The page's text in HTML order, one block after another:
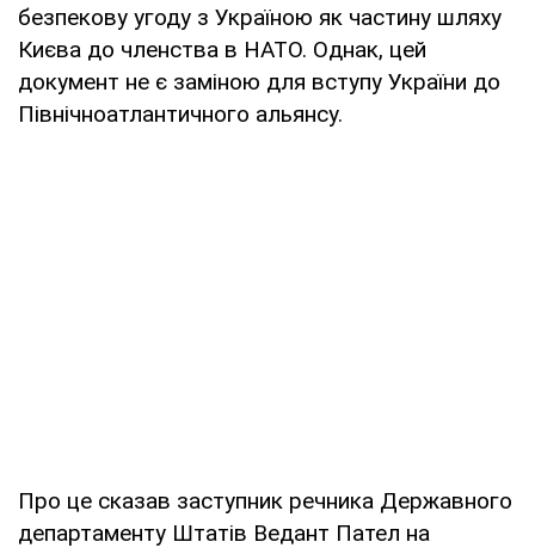
безпекову угоду з Україною як частину шляху
Києва до членства в НАТО. Однак, цей
документ не є заміною для вступу України до
Північноатлантичного альянсу.
Про це сказав заступник речника Державного
департаменту Штатів Ведант Пател на